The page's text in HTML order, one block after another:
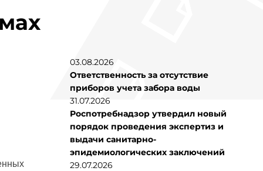
03.08.2026
Ответственность за отсутствие
приборов учета забора воды
31.07.2026
Роспотребнадзор утвердил новый
порядок проведения экспертиз и
выдачи санитарно-
эпидемиологических заключений
29.07.2026